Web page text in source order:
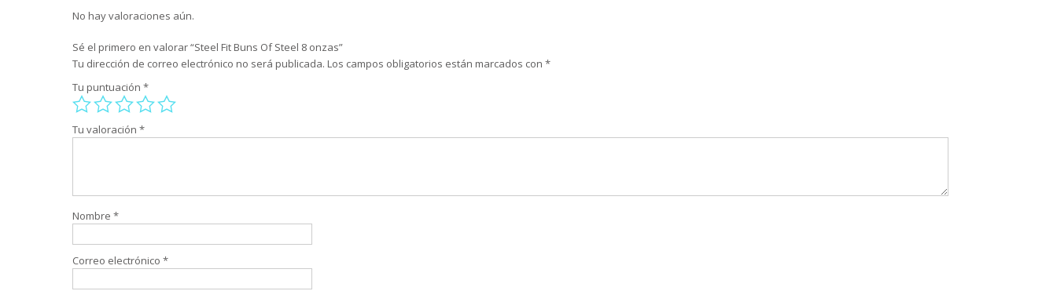
No hay valoraciones aún.
Sé el primero en valorar “Steel Fit Buns Of Steel 8 onzas”
Tu dirección de correo electrónico no será publicada. Los campos obligatorios están marcados con *
Tu puntuación *
Tu valoración *
Nombre *
Correo electrónico *